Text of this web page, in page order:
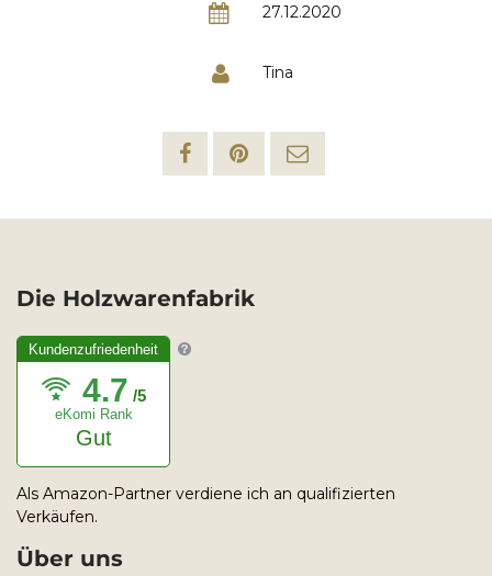
27.12.2020
Tina
Die Holzwarenfabrik
Kundenzufriedenheit
4.7 /5
eKomi Rank
Gut
Als Amazon-Partner verdiene ich an qualifizierten
Verkäufen.
Über uns